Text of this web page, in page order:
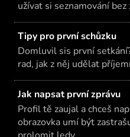
užívat si seznamování
Tipy pro první schůzku
Domluvil sis první
rad, jak z něj udělat
Jak napsat první zprávu
Profil tě zaujal a chceš
obrazovka umí být